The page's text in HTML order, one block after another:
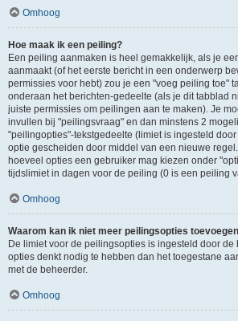
Omhoog
Hoe maak ik een peiling?
Een peiling aanmaken is heel gemakkelijk, als je
aanmaakt (of het eerste bericht in een onderwerp
permissies voor hebt) zou je een "voeg peiling toe"
onderaan het berichten-gedeelte (als je dit tabblad
juiste permissies om peilingen aan te maken). Je
invullen bij "peilingsvraag" en dan minstens 2
"peilingopties"-tekstgedeelte (limiet is ingesteld
optie gescheiden door middel van een nieuwe
hoeveel opties een gebruiker mag kiezen onder
tijdslimiet in dagen voor de peiling (0 is een peiling
Omhoog
Waarom kan ik niet meer peilingsopties
De limiet voor de peilingsopties is ingesteld door de
opties denkt nodig te hebben dan het toegestane
met de beheerder.
Omhoog